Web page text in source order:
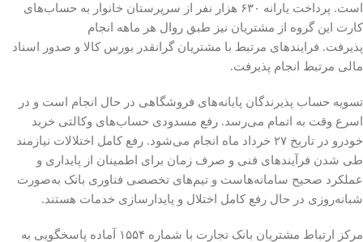
است. پرداخت یارانه ۶۳۰ هزار نفر از سرپرستان خانوار به حساب‌های
کارت این گروه از مشتریان نیز طبق روال هر ماهه انجام
پذیرفت. فرایندهای مرتبط با مشتریان گرانقدر بورس کالا و صدور اسناد
مالی مرتبط انجام پذیرفت.
تسویه حساب پذیرندگان پایانه‌های فروشگاهی در حال انجام است و در
اسرع وقت به اتمام می‌رسد. رفع مسدودی حساب‌های وکالتی خرید
خودرو در تاریخ ۲۷ خرداد ماه انجام می‌شود. رفع کامل اختلالات نیازمند
طی شدن فرآیندهای فنی و صرف زمان برای اطمینان از پایداری و
عملکرد صحیح سامانه‌هاست و تیم‌های تخصصی فناوری بانک به‌صورت
شبانه‌روزی در حال رفع کامل اختلال و پایدارسازی خدمات هستند.
مرکز ارتباط مشتریان بانک تجارت با شماره ۱۵۵۴ آماده پاسخگویی به